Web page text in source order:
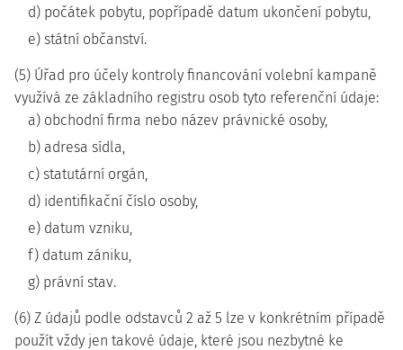
d) počátek pobytu, popřípadě datum ukončení pobytu,
e) státní občanství.
(5) Úřad pro účely kontroly financování volební kampaně
využívá ze základního registru osob tyto referenční údaje:
a) obchodní firma nebo název právnické osoby,
b) adresa sídla,
c) statutární orgán,
d) identifikační číslo osoby,
e) datum vzniku,
f) datum zániku,
g) právní stav.
(6) Z údajů podle odstavců 2 až 5 lze v konkrétním případě
použít vždy jen takové údaje, které jsou nezbytné ke